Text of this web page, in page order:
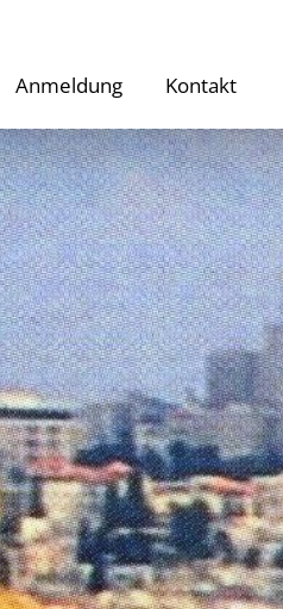
Anmeldung Kontakt